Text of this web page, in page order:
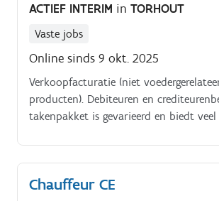
ACTIEF INTERIM in TORHOUT
Vaste jobs
Online sinds 9 okt. 2025
Verkoopfacturatie (niet
producten). Debiteuren en
takenpakket is gevarieerd en biedt
Chauffeur CE